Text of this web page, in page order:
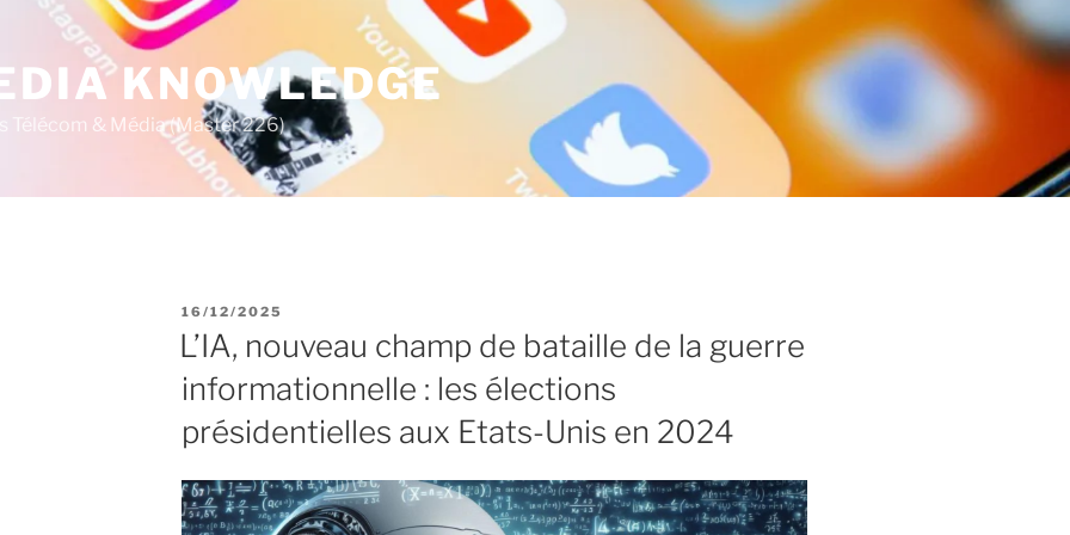
KNOWLEDGE
Télécom & Média (Master 226)
P
U
I
L
E
16/12/2025
L’IA, nouveau champ de bataille de la guerre
informationnelle : les élections
présidentielles aux Etats-Unis en 2024